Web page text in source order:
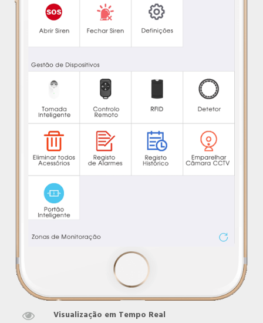

Visualização em Tempo Real